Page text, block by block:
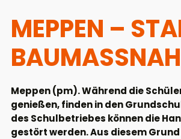
MEPPEN –
Meppen (pm). Während die
genießen, finden in den
des Schulbetriebes können die
gestört werden. Aus diesem